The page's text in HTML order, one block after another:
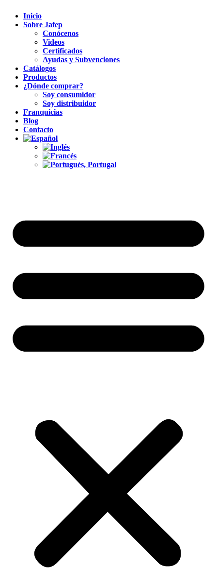
Inicio
Sobre Jafep
Conócenos
Videos
Certificados
Ayudas y Subvenciones
Catálogos
Productos
¿Dónde comprar?
Soy consumidor
Soy distribuidor
Franquicias
Blog
Contacto